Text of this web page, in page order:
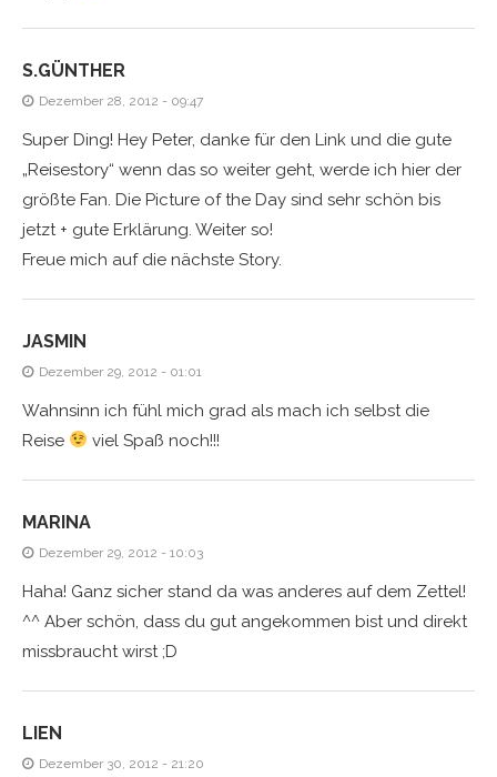
S.GÜNTHER
Dezember 28, 2012 - 09:47
Super Ding! Hey Peter, danke für den Link und die gute
„Reisestory“ wenn das so weiter geht, werde ich hier der
größte Fan. Die Picture of the Day sind sehr schön bis
jetzt + gute Erklärung. Weiter so!
Freue mich auf die nächste Story.
JASMIN
Dezember 29, 2012 - 01:01
Wahnsinn ich fühl mich grad als mach ich selbst die
Reise
viel Spaß noch!!!
MARINA
Dezember 29, 2012 - 10:03
Haha! Ganz sicher stand da was anderes auf dem Zettel!
^^ Aber schön, dass du gut angekommen bist und direkt
missbraucht wirst ;D
LIEN
Dezember 30, 2012 - 21:20